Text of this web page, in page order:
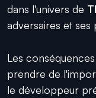
dans l'univers de
adversaires et
Les
prendre de
le développeur